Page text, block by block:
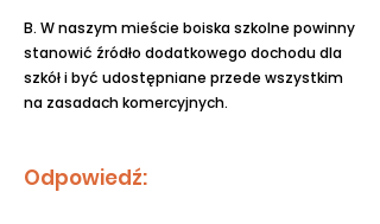
B. W naszym mieście boiska szkolne powinny
stanowić źródło dodatkowego dochodu dla
szkół i być udostępniane przede wszystkim
na zasadach komercyjnych.
Odpowiedź: